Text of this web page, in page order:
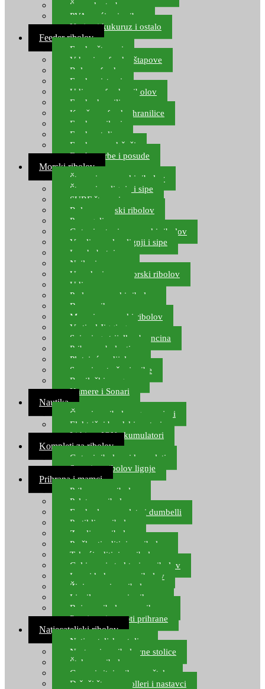
Šaranske torbe
PVA vrećice i pribor
Umjetni kukuruz i ostalo
Feeder ribolov
Feeder štapovi
Vrhovi za feeder štapove
Role za feeder
Feeder sistemi
Udice za feeder ribolov
Feeder hranilice
Kopče za feeder hranilice
Feeder najloni
Feeder stolice
Feeder arm držači
Feeder torbe i posude
Morski ribolov
Štapovi za morski ribolov
Štapovi za lignje i sipe
SURF štapovi
Role za morski ribolov
Parangali
Gotovi setovi za morski ribolov
Varalice za lov lignji i sipe
Lov hobotnice
Najloni za more
Upredenice za morski ribolov
Udice za more
Perle za morski ribolov
Brum prihrana za more
Mamci za morski ribolov
Vertical Jigging
Spinning strijelke, brancina
Pribor za bolentino
Plutajuća odijela
Sonari za traženje ribe
Ronilački program
Kamere i Sonari
Nautika
Čamci za ribolov, gumenjaci
Električni brodski motori
Lithium ION akumulatori
Kompleti za ribolov
Gotovi ribolovni kompleti
Setovi za ribolov lignje
Prihrana i mamci
Prihrana za ribolov
Pelete za ribolov
Feeder lovne pelete i dumbelli
Partikli za ribolov
Zemlja za ribolov
Praškasti aditivi za ribolov
Tekući aditivi za ribolov
Gel i sprej atraktori za ribolov
Lovni kukuruz za ribolov
Živi mamci za ribolov
Ljepilo za crve i prihranu
Boje za ribolovnu prihranu
Provjereni recepti prihrane
Natjecateljski ribolov
Natjecateljske stolice
Nastavci za ribolovne stolice
Šteke za ribolov
Gume i sitni pribor za šteku
Držači štapova rolleri i nastavci